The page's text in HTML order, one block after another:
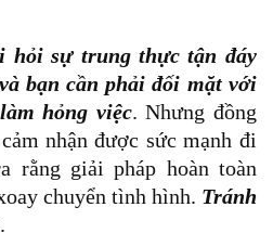
hỏi sự trung thực tận đáy
bạn cần phải đối mặt với
hỏng việc. Nhưng đồng
nhận được sức mạnh đi
rằng giải pháp hoàn toàn
chuyển tình hình. Tránh
.